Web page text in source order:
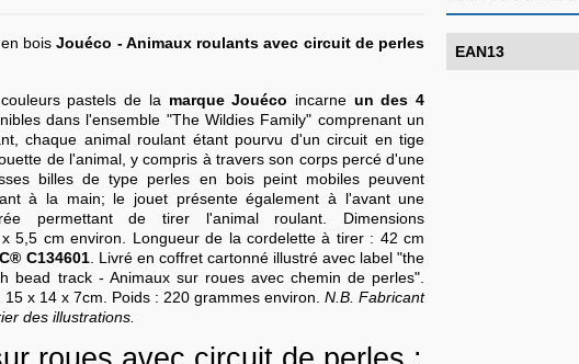
en boisJouéco - Animaux roulants avec circuit de perles
pastels de la marque Jouéco incarne un des 4
dans l'ensemble "The Wildies Family" comprenant un
chaque animal roulant étant pourvu d'un circuit en tige
de l'animal, y compris à travers son corps percé d'une
billes de type perles en bois peint mobiles peuvent
à la main; le jouet présente également à l'avant une
permettant de tirer l'animal roulant. Dimensions
5,5 cm environ. Longueur de la cordelette à tirer : 42 cm
C134601. Livré en coffret cartonné illustré avec label "the
bead track - Animaux sur roues avec chemin de perles".
x 14 x 7cm. Poids : 220 grammes environ.N.B. Fabricant
des illustrations.
EAN13